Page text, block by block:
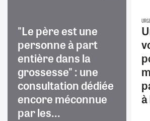
"Le père est une
personne à part
entière dans la
grossesse" : une
consultation dédiée
encore méconnue
par les...